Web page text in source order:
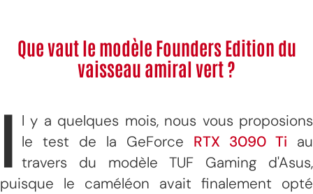
Que vaut le modèle Founders Edition du
vaisseau amiral vert ?
I l y a quelques mois, nous vous proposions
le test de la GeForce RTX 3090 Ti au
travers du modèle TUF Gaming d'Asus,
puisque le caméléon avait finalement opté